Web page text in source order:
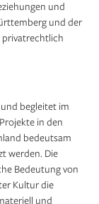
und
und der
privatrechtlich
begleitet im
in den
bedeutsam
werden. Die
Bedeutung von
Kultur die
und